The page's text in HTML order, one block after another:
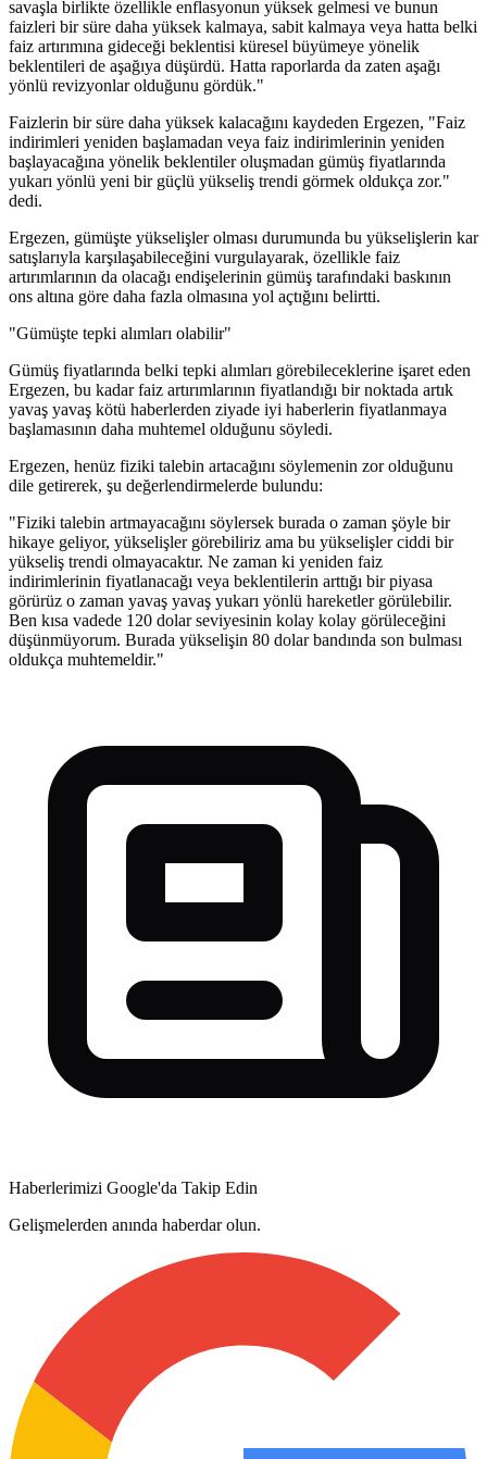
savaşla birlikte özellikle enflasyonun yüksek gelmesi ve bunun
faizleri bir süre daha yüksek kalmaya, sabit kalmaya veya hatta belki
faiz artırımına gideceği beklentisi küresel büyümeye yönelik
beklentileri de aşağıya düşürdü. Hatta raporlarda da zaten aşağı
yönlü revizyonlar olduğunu gördük."
Faizlerin bir süre daha yüksek kalacağını kaydeden Ergezen, "Faiz
indirimleri yeniden başlamadan veya faiz indirimlerinin yeniden
başlayacağına yönelik beklentiler oluşmadan gümüş fiyatlarında
yukarı yönlü yeni bir güçlü yükseliş trendi görmek oldukça zor."
dedi.
Ergezen, gümüşte yükselişler olması durumunda bu yükselişlerin kar
satışlarıyla karşılaşabileceğini vurgulayarak, özellikle faiz
artırımlarının da olacağı endişelerinin gümüş tarafındaki baskının
ons altına göre daha fazla olmasına yol açtığını belirtti.
"Gümüşte tepki alımları olabilir"
Gümüş fiyatlarında belki tepki alımları görebileceklerine işaret eden
Ergezen, bu kadar faiz artırımlarının fiyatlandığı bir noktada artık
yavaş yavaş kötü haberlerden ziyade iyi haberlerin fiyatlanmaya
başlamasının daha muhtemel olduğunu söyledi.
Ergezen, henüz fiziki talebin artacağını söylemenin zor olduğunu
dile getirerek, şu değerlendirmelerde bulundu:
"Fiziki talebin artmayacağını söylersek burada o zaman şöyle bir
hikaye geliyor, yükselişler görebiliriz ama bu yükselişler ciddi bir
yükseliş trendi olmayacaktır. Ne zaman ki yeniden faiz
indirimlerinin fiyatlanacağı veya beklentilerin arttığı bir piyasa
görürüz o zaman yavaş yavaş yukarı yönlü hareketler görülebilir.
Ben kısa vadede 120 dolar seviyesinin kolay kolay görüleceğini
düşünmüyorum. Burada yükselişin 80 dolar bandında son bulması
oldukça muhtemeldir."
Haberlerimizi Google'da Takip Edin
Gelişmelerden anında haberdar olun.